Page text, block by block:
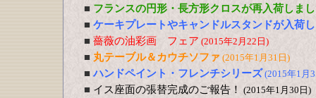
■ フランスの円形・長方形クロスが再入荷しま
■ ケーキプレートやキャンドルスタンドが入荷
■ 薔薇の油彩画 フェア (2015年2月22日)
■ 丸テーブル＆カウチソファ (2015年1月31日)
■ ハンドペイント・フレンチシリーズ (2015年1月
■ イス座面の張替完成のご報告！ (2015年1月30日)